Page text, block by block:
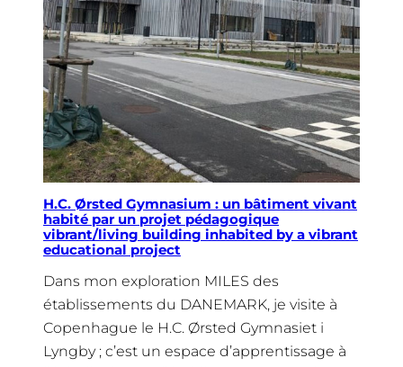
H.C. Ørsted Gymnasium : un bâtiment vivant
habité par un projet pédagogique
vibrant/living building inhabited by a vibrant
educational project
Dans mon exploration MILES des
établissements du DANEMARK, je visite à
Copenhague le H.C. Ørsted Gymnasiet i
Lyngby ; c’est un espace d’apprentissage à